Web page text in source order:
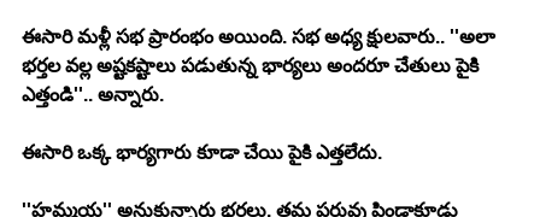
ఈసారి మళ్లీ సభ ప్రారంభం అయింది. సభ అధ్య క్షులవారు.. ''అలా
భర్తల వల్ల అష్టకష్టాలు పడుతున్న భార్యలు అందరూ చేతులు పైకి
ఎత్తండి''.. అన్నారు.
ఈసారి ఒక్క భార్యగారు కూడా చేయి పైకి ఎత్తలేదు.
''హమ్మయ'' అనుకున్నారు భర్తలు. తమ పరువు పిండాకూడు